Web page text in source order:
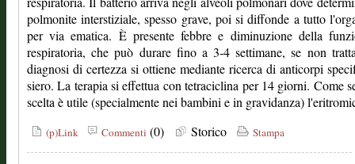
polmonite interstiziale, spesso grave, poi si diffonde a tutto
per via ematica. È presente febbre e diminuzione della
respiratoria, che può durare fino a 3-4 settimane, se non
diagnosi di certezza si ottiene mediante ricerca di anticorpi
siero. La terapia si effettua con tetraciclina per 14 giorni. Come
scelta è utile (specialmente nei bambini e in gravidanza)
(p)Link Commenti (0) Storico Stampa